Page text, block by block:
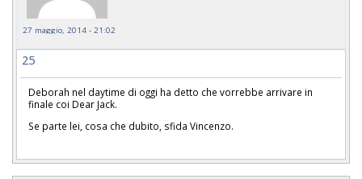
27 maggio, 2014 - 21:02
25
Deborah nel daytime di oggi ha detto che vorrebbe arrivare in
finale coi Dear Jack.
Se parte lei, cosa che dubito, sfida Vincenzo.